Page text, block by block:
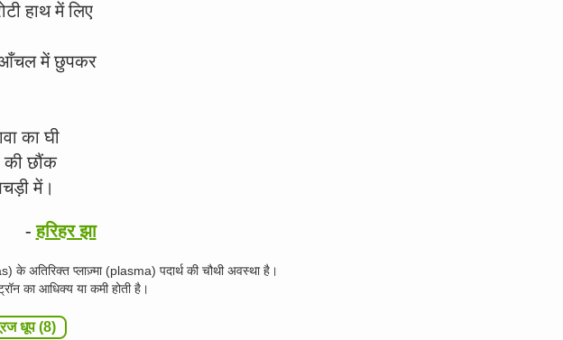
हाथ में लिए
आँचल में छुपकर
का घी
की छौंक
में।
-हरिहर झा
के अतिरिक्त प्लाज़्मा (plasma) पदार्थ की चौथी अवस्था है।
का आधिक्य या कमी होती है।
धूप (8)